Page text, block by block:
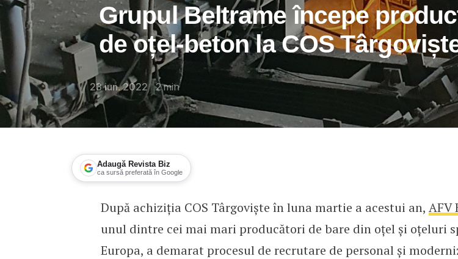
Grupul Beltrame începe
de oțel-beton la COS
23 iun. 2022 2min
Adaugă Revista Biz
ca sursă preferată în Google
Grupul Beltrame începe producția de oțel-
După achiziția COS Târgoviște în luna martie a acestui an, AFV
unul dintre cei mai mari producători de bare din oțel şi oţeluri
Europa, a demarat procesul de recrutare de personal și